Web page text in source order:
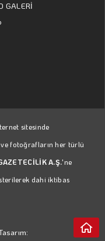
GALERİ
sitesinde
fotoğrafların her türlü
A.Ş.'ne
dahi iktibas